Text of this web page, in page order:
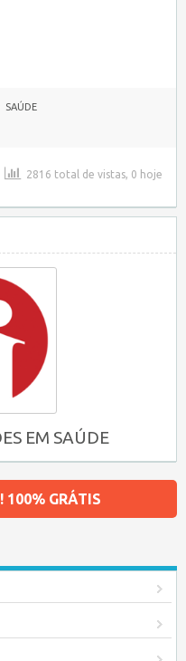
SAÚDE
2816 total de vistas, 0 hoje
EM SAÚDE
100% GRÁTIS